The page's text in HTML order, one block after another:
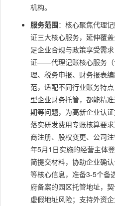
机构。
服务范围：核心聚焦代理
证三大核心服务，延伸覆
足企业合规与政策享受需
证——代理记账核心服务（
理、税务申报、财务报表
范，适配不同行业账务特
型企业财务托管，都能精
期等问题，为高新企业认
落实研发费用专账核算要
商注册、股权变更、公司
年5月1日实施的经营主体
简提交材料，协助企业确
等核心信息，准备3-5个备
府备案的园区托管地址，
虚假地址风险；支持外资